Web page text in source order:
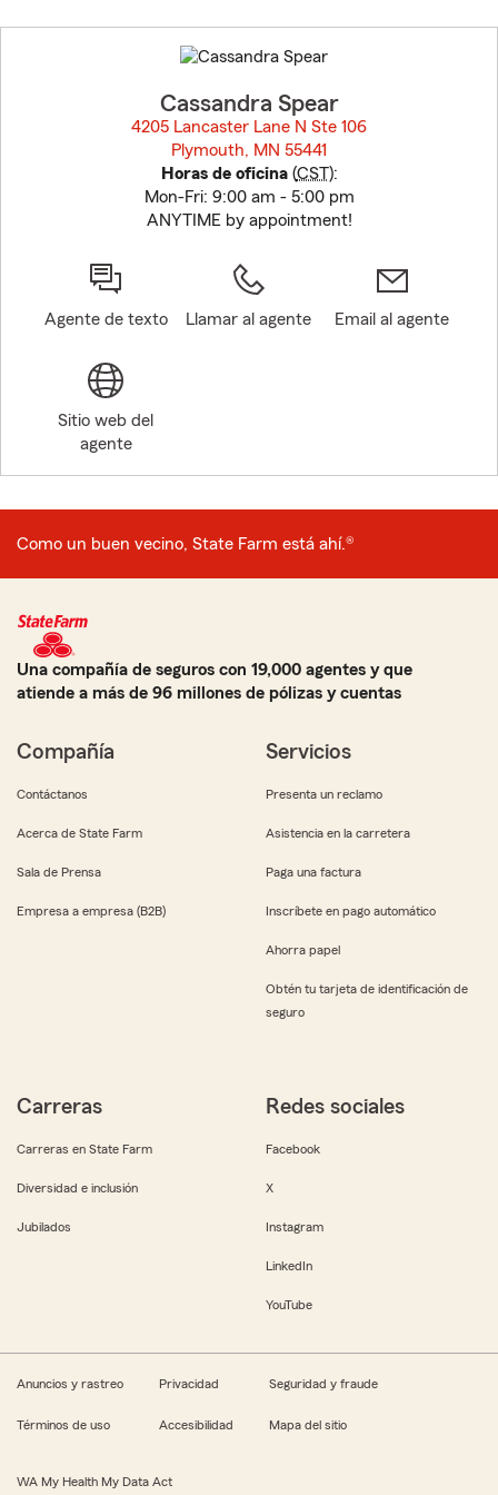
to
before
Cassandra Spear
4205 Lancaster Lane N Ste 106
Plymouth, MN 55441
Horas de oficina(CST):
Mon-Fri: 9:00 am - 5:00 pm
ANYTIME by appointment!
Agente de texto Llamar al agente Email al agente
Sitio web del
agente
Como un buen vecino, State Farm está ahí.®
Una compañía de seguros con 19,000 agentes y que
atiende a más de 96 millones de pólizas y cuentas
Compañía
Contáctanos
Acerca de State Farm
Sala de Prensa
Empresa a empresa (B2B)
Servicios
Presenta un reclamo
Asistencia en la carretera
Paga una factura
Inscríbete en pago automático
Ahorra papel
Obtén tu tarjeta de identificación de
seguro
Carreras
Carreras en State Farm
Diversidad e inclusión
Jubilados
Redes sociales
Facebook
X
Instagram
LinkedIn
YouTube
Anuncios y rastreo Privacidad Seguridad y fraude
Términos de uso Accesibilidad Mapa del sitio
WA My Health My Data Act